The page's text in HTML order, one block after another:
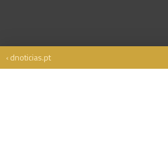
‹ dnoticias.pt
Rua Dr. Fernão de